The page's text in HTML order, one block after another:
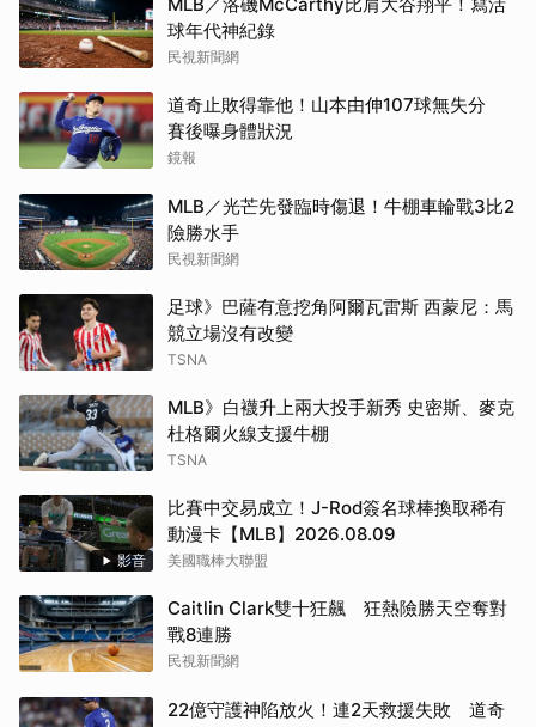
球年代神紀錄
民視新聞網
道奇止敗得靠他！山本由伸107球無失分
賽後曝身體狀況
鏡報
MLB／光芒先發臨時傷退！牛棚車輪戰3比2
險勝水手
民視新聞網
足球》巴薩有意挖角阿爾瓦雷斯 西蒙尼：馬
競立場沒有改變
TSNA
MLB》白襪升上兩大投手新秀 史密斯、麥克
杜格爾火線支援牛棚
TSNA
影音
比賽中交易成立！J-Rod簽名球棒換取稀有
動漫卡【MLB】2026.08.09
美國職棒大聯盟
Caitlin Clark雙十狂飆 狂熱險勝天空奪對
戰8連勝
民視新聞網
22億守護神陷放火！連2天救援失敗 道奇